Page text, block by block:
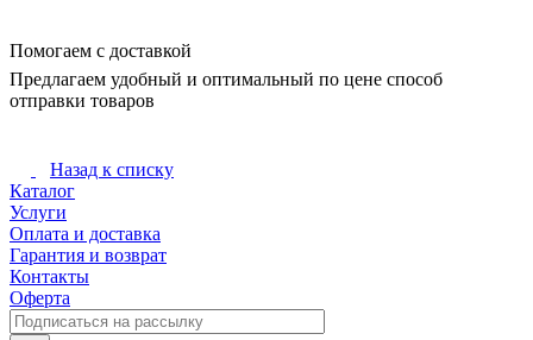
Помогаем с доставкой
Предлагаем удобный и оптимальный по цене способ
отправки товаров
Назад к списку
Каталог
Услуги
Оплата и доставка
Гарантия и возврат
Контакты
Оферта